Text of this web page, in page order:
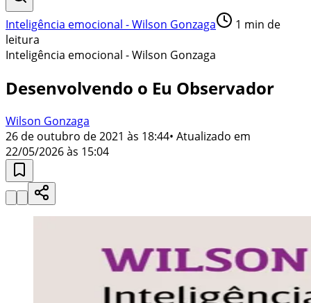
Inteligência emocional - Wilson Gonzaga 1 min de
leitura
Inteligência emocional - Wilson Gonzaga
Desenvolvendo o Eu Observador
Wilson Gonzaga
26 de outubro de 2021 às 18:44• Atualizado em
22/05/2026 às 15:04